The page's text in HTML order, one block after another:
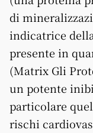
di
indicatrice
presente in
(Matrix Gli
un potente
particolare
rischi